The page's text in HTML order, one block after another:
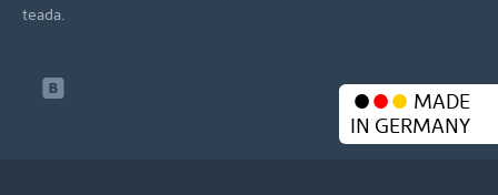
teada.
MADE
IN GERMANY